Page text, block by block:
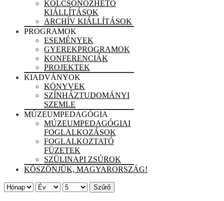
KÖLCSÖNÖZHETŐ
KIÁLLÍTÁSOK
ARCHÍV KIÁLLÍTÁSOK
PROGRAMOK
ESEMÉNYEK
GYEREKPROGRAMOK
KONFERENCIÁK
PROJEKTEK
KIADVÁNYOK
KÖNYVEK
SZÍNHÁZTUDOMÁNYI
SZEMLE
MÚZEUMPEDAGÓGIA
MÚZEUMPEDAGÓGIAI
FOGLALKOZÁSOK
FOGLALKOZTATÓ
FÜZETEK
SZÜLINAPI ZSÚROK
KÖSZÖNJÜK, MAGYARORSZÁG!
Szűrő